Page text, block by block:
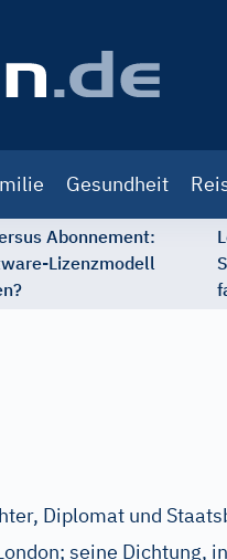
Gesundheit
Abonnement:
Lizenzmodell
Diplomat und
seine Dichtung,